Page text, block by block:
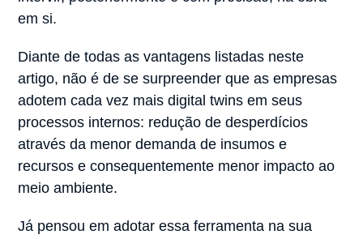
em si.
Diante de todas as vantagens listadas neste
artigo, não é de se surpreender que as empresas
adotem cada vez mais digital twins em seus
processos internos: redução de desperdícios
através da menor demanda de insumos e
recursos e consequentemente menor impacto ao
meio ambiente.
Já pensou em adotar essa ferramenta na sua